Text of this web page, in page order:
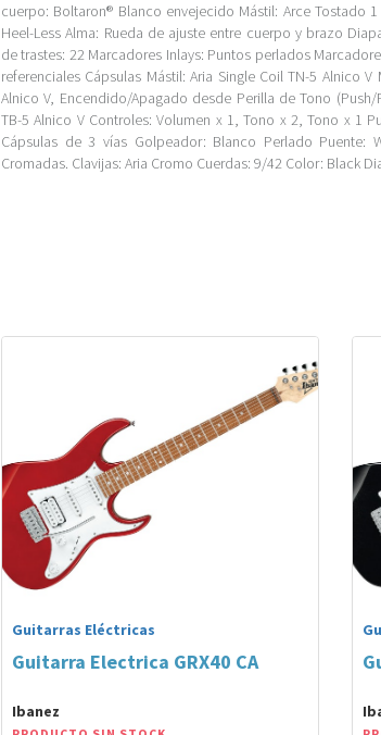
cuerpo: Boltaron® Blanco envejecido Mástil: Arce Tostado
Heel-Less Alma: Rueda de ajuste entre cuerpo y brazo
de trastes: 22 Marcadores Inlays: Puntos perlados
referenciales Cápsulas Mástil: Aria Single Coil TN-5 Alnico V
Alnico V, Encendido/Apagado desde Perilla de Tono (Push/
TB-5 Alnico V Controles: Volumen x 1, Tono x 2, Tono x 1
Cápsulas de 3 vías Golpeador: Blanco Perlado Puente:
Cromadas. Clavijas: Aria Cromo Cuerdas: 9/42 Color: Black
Guitarras Eléctricas
Guitarra Electrica GRX40 CA
Ibanez